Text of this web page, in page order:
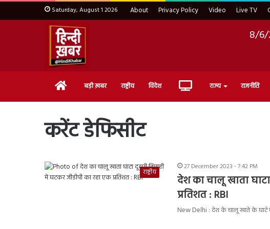
Saturday, August 1 2026 About Privacy Policy Video Live TV
8/6/
Home बड़ी ख़बर राष्ट्रीय विदेश Live राज्य राजनीति
करेंट डेफिसीट
राष्ट्रीय
27 December 2023 - 7:42 PM
देश का चालू खाता
प्रतिशत : RBI
New Delhi : देश के चालू खाते के घाटे में